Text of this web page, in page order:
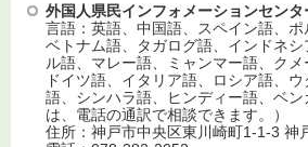
外国人県民インフォメーションセンタ
言語：英語、中国語、スペイン語、ポ
ベトナム語、タガログ語、インドネ
ル語、マレー語、ミャンマー語、クメ
ドイツ語、イタリア語、ロシア語、
語、シンハラ語、ヒンディー語、ベ
は、電話の通訳で相談できます。）
住所：神戸市中央区東川崎町1-1-3 神